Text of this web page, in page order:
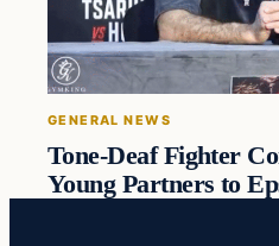
GENERAL NEWS
Tone-Deaf Fighter
Young Partners to